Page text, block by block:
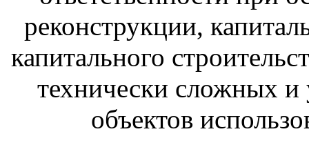
реконструкции,
капитального
технически сложных и
объектов